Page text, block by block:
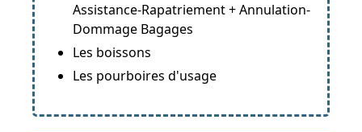
Assistance-Rapatriement + Annulation-
Dommage Bagages
Les boissons
Les pourboires d'usage